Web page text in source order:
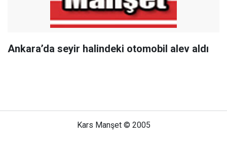
Ankara’da seyir halindeki otomobil alev aldı
Kars Manşet © 2005